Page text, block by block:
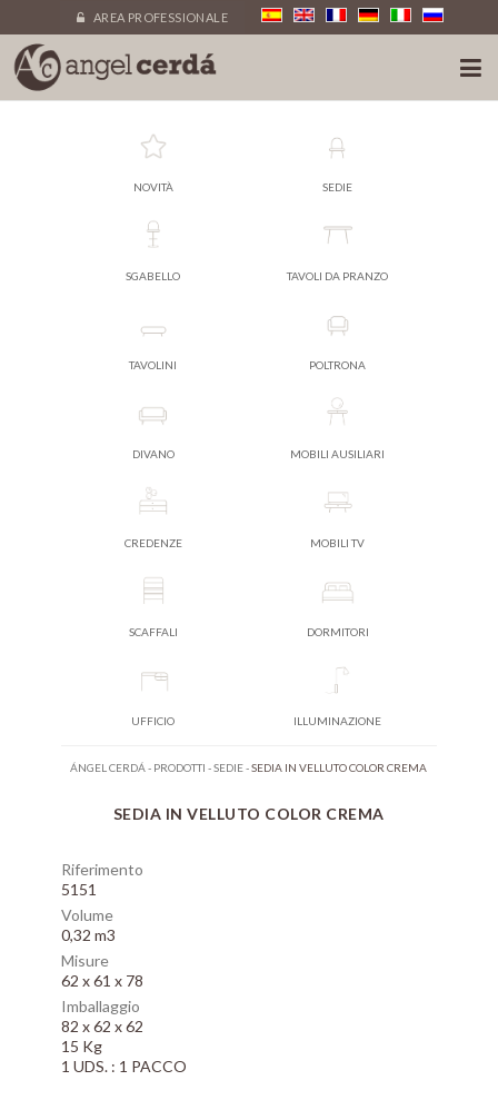
AREA PROFESSIONALE
NOVITÀ SEDIE
SGABELLO TAVOLI DA PRANZO
TAVOLINI POLTRONA
DIVANO MOBILI AUSILIARI
CREDENZE MOBILI TV
SCAFFALI DORMITORI
UFFICIO ILLUMINAZIONE
ÁNGEL CERDÁ - PRODOTTI -SEDIE-SEDIA IN VELLUTO COLOR CREMA
SEDIA IN VELLUTO COLOR CREMA
Riferimento
5151
Volume
0,32 m3
Misure
62 x 61 x 78
Imballaggio
82 x 62 x 62
15 Kg
1 UDS. : 1 PACCO